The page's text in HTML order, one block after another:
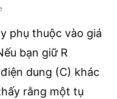
phụ thuộc vào giá
bạn giữ R
dung (C) khác
rằng một tụ